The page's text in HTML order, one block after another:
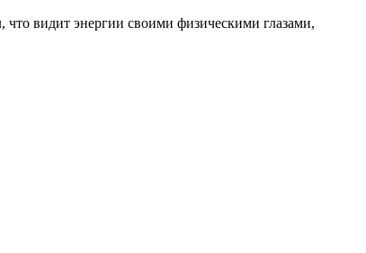
видит энергии своими физическими глазами,